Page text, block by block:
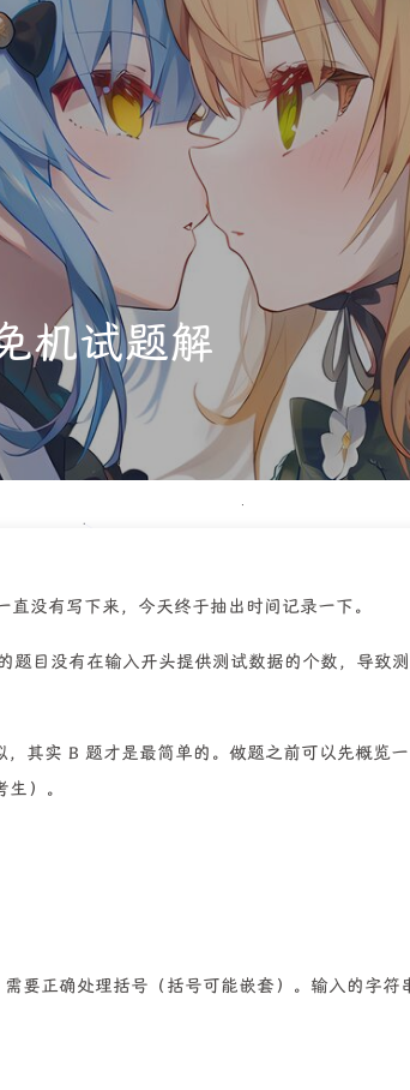
机试题解
没有写下来，今天终于抽出时间记录一下。
题目没有在输入开头提供测试数据的个数，导致
其实 B 题才是最简单的。做题之前可以先概览
）。
要正确处理括号（括号可能嵌套）。输入的字符